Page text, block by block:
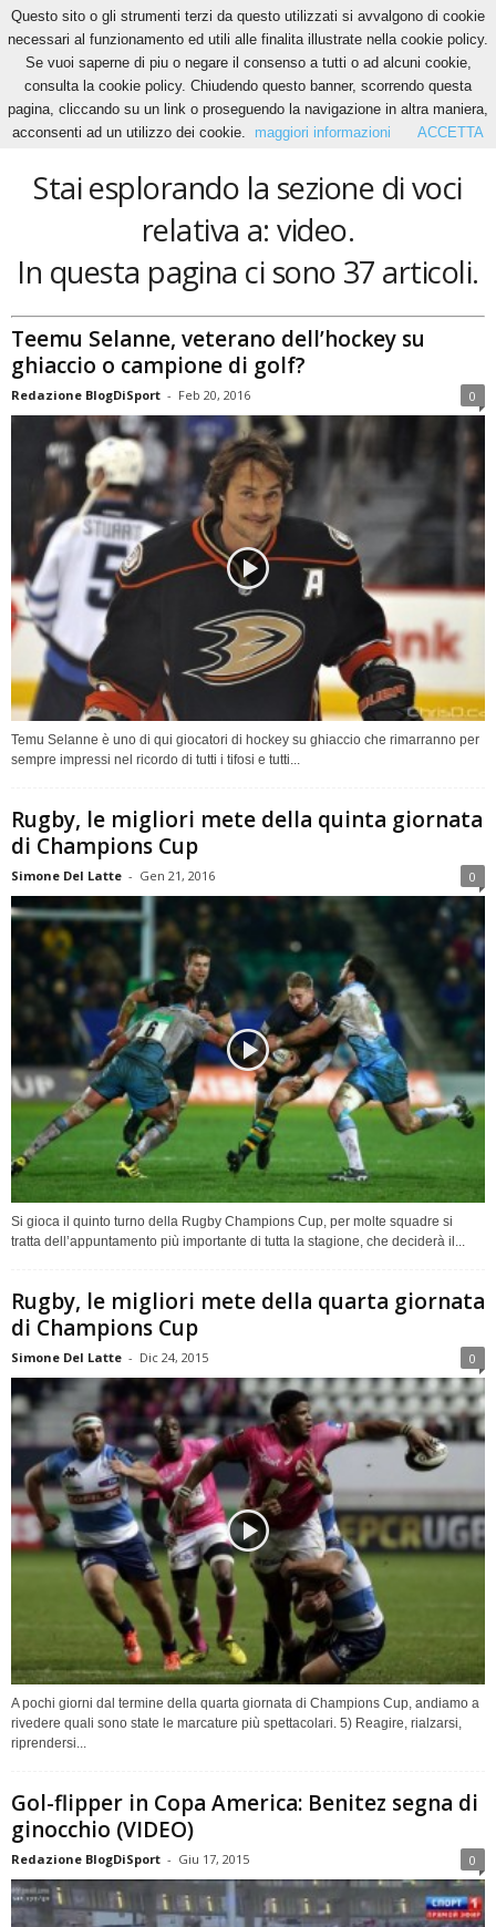
Home Tags Video
video
Stai esplorando la sezione di voci
relativa a: video.
In questa pagina ci sono 37 articoli.
Teemu Selanne, veterano dell’hockey su
ghiaccio o campione di golf?
Redazione BlogDiSport - Feb 20, 2016 0
Temu Selanne è uno di qui giocatori di hockey su ghiaccio che rimarranno per
sempre impressi nel ricordo di tutti i tifosi e tutti...
Rugby, le migliori mete della quinta giornata
di Champions Cup
Simone Del Latte - Gen 21, 2016 0
Si gioca il quinto turno della Rugby Champions Cup, per molte squadre si
tratta dell’appuntamento più importante di tutta la stagione, che deciderà il...
Rugby, le migliori mete della quarta giornata
di Champions Cup
Simone Del Latte - Dic 24, 2015 0
A pochi giorni dal termine della quarta giornata di Champions Cup, andiamo a
rivedere quali sono state le marcature più spettacolari. 5) Reagire, rialzarsi,
riprendersi...
Gol-flipper in Copa America: Benitez segna di
ginocchio (VIDEO)
Redazione BlogDiSport - Giu 17, 2015 0
Questo sito o gli strumenti terzi da questo utilizzati si avvalgono di cookie
necessari al funzionamento ed utili alle finalita illustrate nella cookie policy.
Se vuoi saperne di piu o negare il consenso a tutti o ad alcuni cookie,
consulta la cookie policy. Chiudendo questo banner, scorrendo questa
pagina, cliccando su un link o proseguendo la navigazione in altra maniera,
acconsenti ad un utilizzo dei cookie.
maggiori informazioni ACCETTA